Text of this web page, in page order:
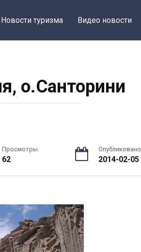
Новости туризма Видео новости
о.Санторини
Просмотры
62
Опубликовано
2014-02-05